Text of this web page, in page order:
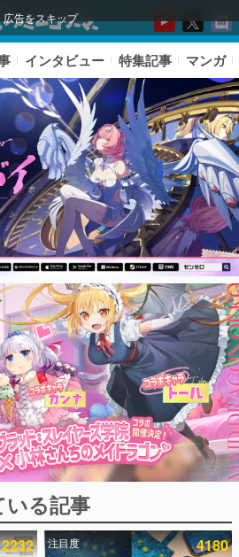
広告をスキップ
る記事ランキング
覧
千以上！ ページビュー数万以上！ などな
に読まれた、電ファミ渾身の“殿堂入り”記
た。
インタビュー 特集記事 マンガ
る記事
注目度 4180